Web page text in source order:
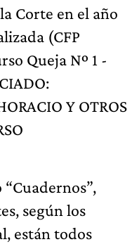
Corte en el año
(CFP
Queja Nº 1 -
Y OTROS
según los
están todos